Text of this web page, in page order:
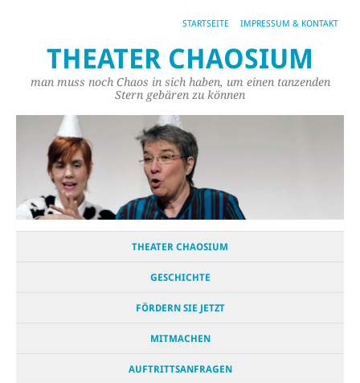
STARTSEITE IMPRESSUM & KONTAKT
THEATER CHAOSIUM
man muss noch Chaos in sich haben, um einen tanzenden
Stern gebären zu können
THEATER CHAOSIUM
GESCHICHTE
FÖRDERN SIE JETZT
MITMACHEN
AUFTRITTSANFRAGEN